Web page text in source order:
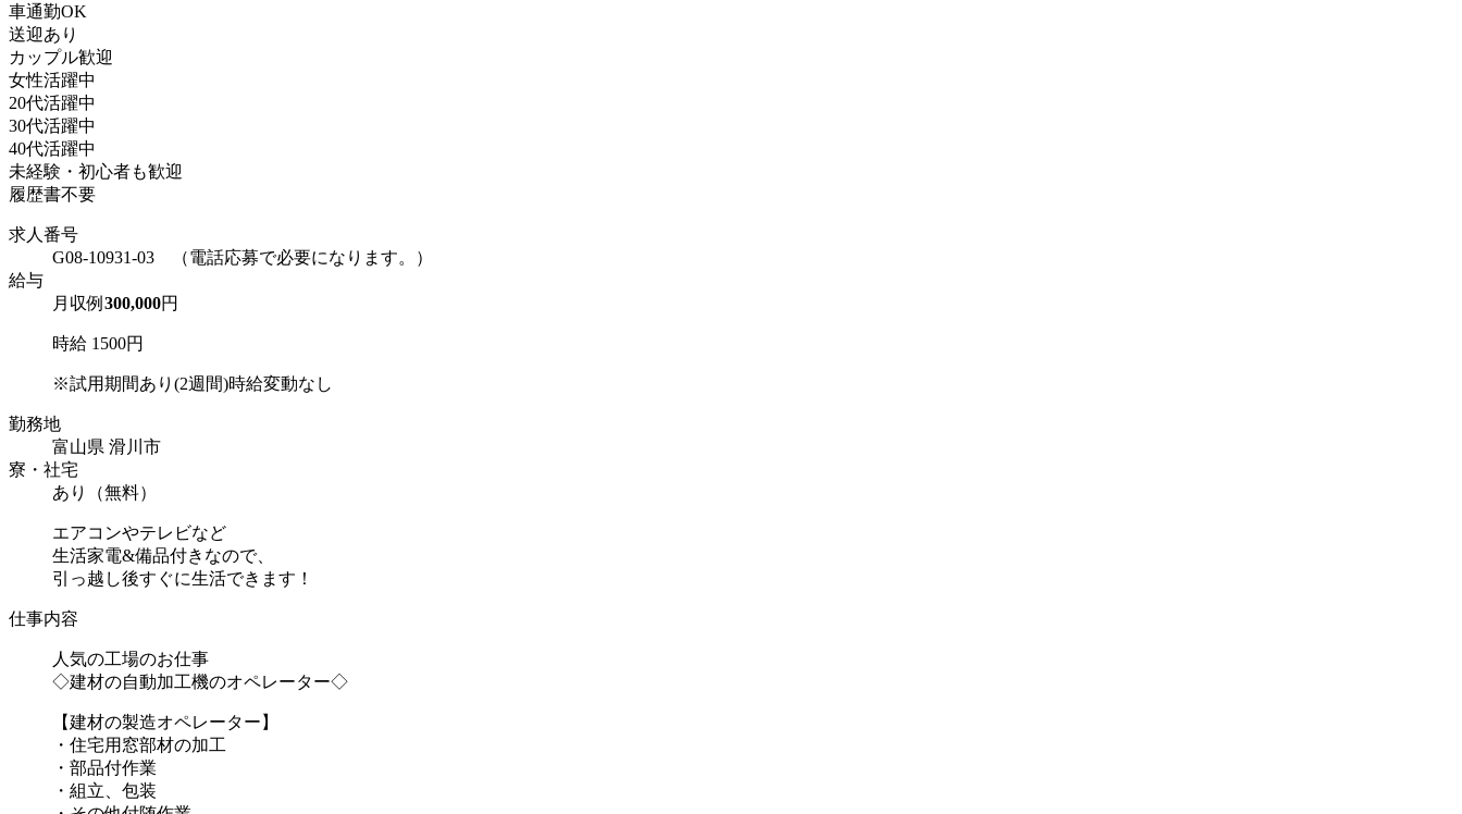
車通勤OK
送迎あり
カップル歓迎
女性活躍中
20代活躍中
30代活躍中
40代活躍中
未経験・初心者も歓迎
履歴書不要
求人番号
G08-10931-03 （電話応募で必要になります。）
給与
月収例 300,000円
時給 1500円
※試用期間あり(2週間)時給変動なし
勤務地
富山県 滑川市
寮・社宅
あり（無料）
エアコンやテレビなど
生活家電&備品付きなので、
引っ越し後すぐに生活できます！
仕事内容
人気の工場のお仕事
◇建材の自動加工機のオペレーター◇
【建材の製造オペレーター】
・住宅用窓部材の加工
・部品付作業
・組立、包装